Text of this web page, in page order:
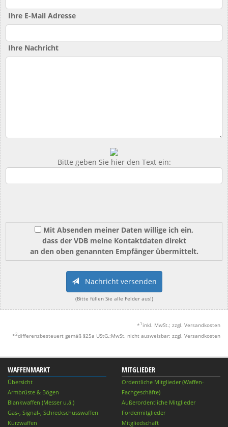
Ihre E-Mail Adresse
Ihre Nachricht
Bitte geben Sie hier den Text ein:
Mit Absenden meiner Daten willige ich ein,
dass der VDB meine Kontaktdaten direkt
an den oben genannten Empfänger übermittelt.
Nachricht versenden
(Bitte füllen Sie alle Felder aus!)
* 1 inkl. MwSt.; zzgl. Versandkosten
*2differenzbesteuert gemäß §25a UStG.;MwSt. nicht ausweisbar; zzgl. Versandkosten
WAFFENMARKT
Übersicht
Armbrüste & Bögen
Blankwaffen (Messer u.ä.)
Gas-, Signal-, Schreckschusswaffen
Kurzwaffen
MITGLIEDER
Ordentliche Mitglieder (Waffen-
Fachgeschäfte)
Außerordentliche Mitglieder
Fördermitglieder
Mitgliedschaft